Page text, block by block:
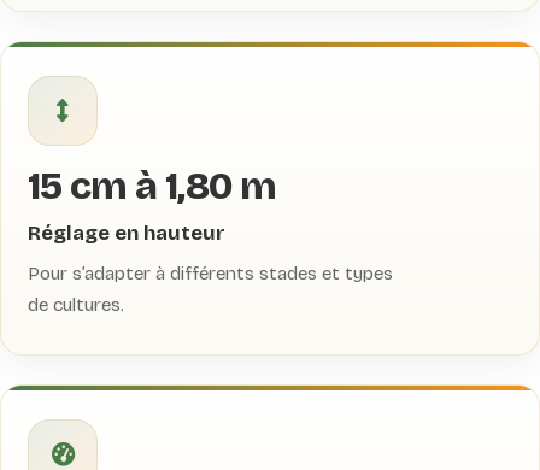
15 cm à 1,80 m
Réglage en hauteur
Pour s’adapter à différents stades et types
de cultures.